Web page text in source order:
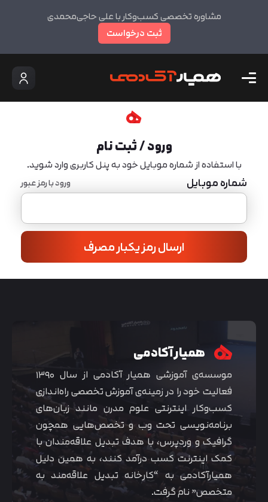
مشاوره تخصصی کسب‌وکار با علی حاجی‌محمدی
ثبت درخواست
ورود / ثبت نام
با استفاده از شماره موبایل خود به پنل کاربری وارد شوید.
شماره موبایل ورود با رمز عبور
ارسال رمز یکبار مصرف
همیار آکادمی
موسسه‌ی آموزشی همیار آکادمی از سال ۱۳۹۰
فعالیت خود را در زمینه‌ی آموزش تخصصی راه‌اندازی
کسب‌و‌کار اینترنتی علوم مدرن مانند زبان‌های
برنامه‌نویسی تحت وب و تخصص‌هایی همچون
گرافیک و وردپرس، با هدف تبدیل علاقه‌مندان با
کمک اینترنت کسب درآمد کنند، به همین دلیل
همیارآکادمی به “کارخانه تبدیل علاقه‌مند به
متخصص” نام گرفت.
متوجه شدم